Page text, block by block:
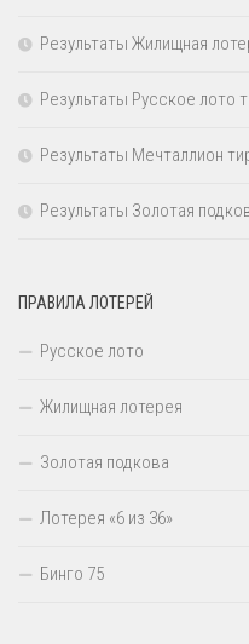
Результаты Жилищная
Результаты Русское лото
Результаты Мечталлион
Результаты Золотая
ПРАВИЛА ЛОТЕРЕЙ
Русское лото
Жилищная лотерея
Золотая подкова
Лотерея «6 из 36»
Бинго 75